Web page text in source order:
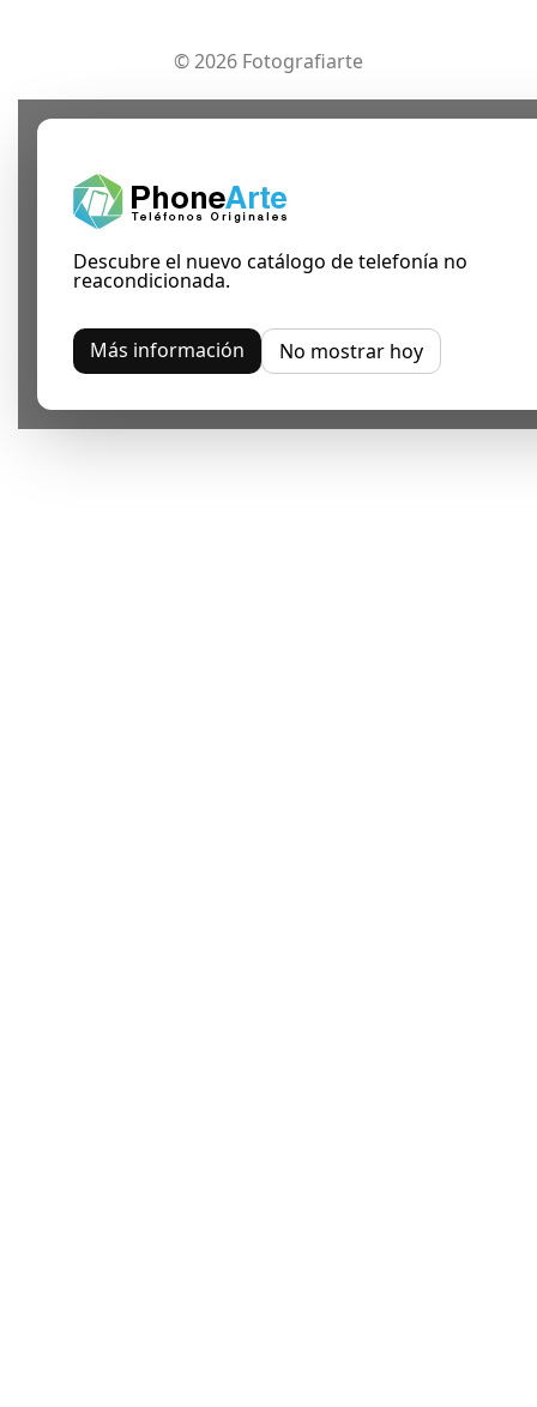
© 2026 Fotografiarte
Descubre el nuevo catálogo de telefonía no
reacondicionada.
Más información No mostrar hoy